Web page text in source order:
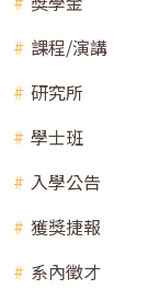
課程/演講
研究所
學士班
入學公告
獲獎捷報
系內徵才